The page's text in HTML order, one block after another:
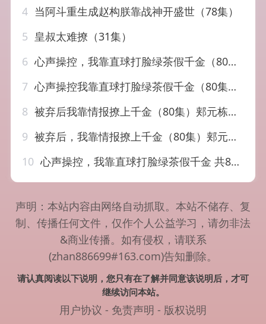
4 当阿斗重生成赵构朕靠战神开盛世（78集）
5 皇叔太难撩（31集）
6 心声操控，我靠直球打脸绿茶假千金（80集）王嘉懋&孙妍恩
7 心声操控我靠直球打脸绿茶假千金（80集）王嘉懋&孙妍恩
8 被弃后我靠情报撩上千金（80集）郏元栋&陈俊羽
9 被弃后，我靠情报撩上千金（80集）郏元栋&陈俊羽
10 心声操控，我靠直球打脸绿茶假千金 共80集
声明：本站内容由网络自动抓取。本站不储存、复
制、传播任何文件，仅作个人公益学习，请勿非法
&商业传播。如有侵权，请联系
(zhan886699#163.com)告知删除。
请认真阅读以下说明，您只有在了解并同意该说明后，才可
继续访问本站。
用户协议 - 免责声明 - 版权说明